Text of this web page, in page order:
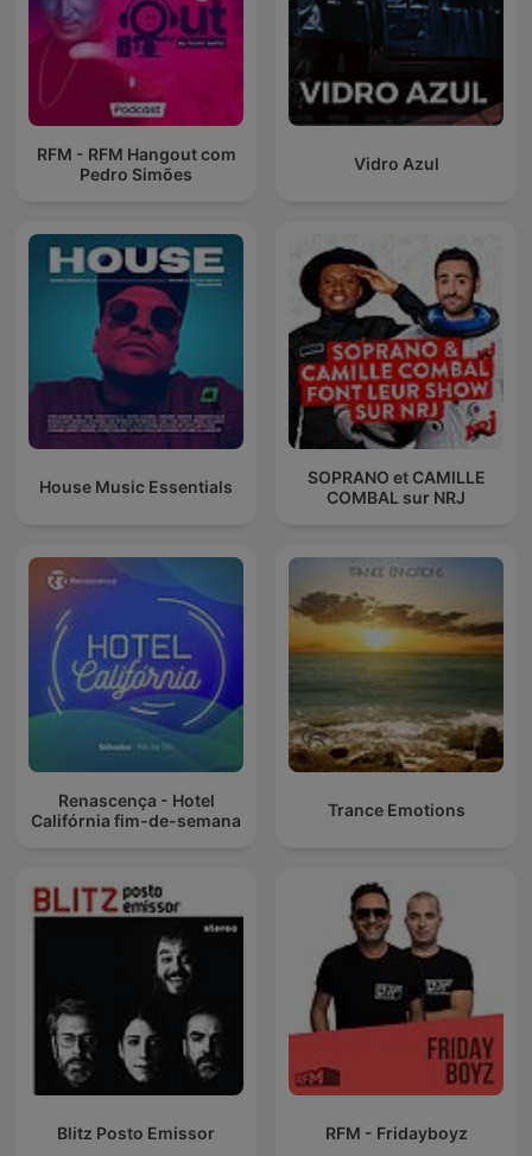
RFM - RFM Hangout com
Pedro Simões
Vidro Azul
House Music Essentials
SOPRANO et CAMILLE
COMBAL sur NRJ
Renascença - Hotel
Califórnia fim-de-semana
Trance Emotions
Blitz Posto Emissor RFM - Fridayboyz